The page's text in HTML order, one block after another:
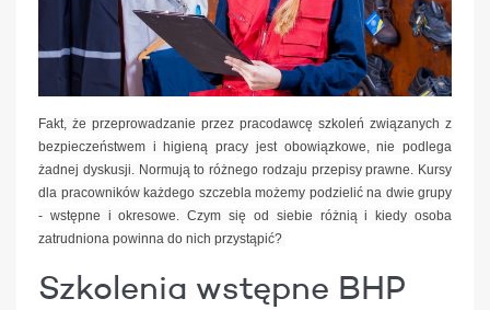
Fakt, że przeprowadzanie przez pracodawcę szkoleń związanych z
bezpieczeństwem i higieną pracy jest obowiązkowe, nie podlega
żadnej dyskusji. Normują to różnego rodzaju przepisy prawne. Kursy
dla pracowników każdego szczebla możemy podzielić na dwie grupy
- wstępne i okresowe. Czym się od siebie różnią i kiedy osoba
zatrudniona powinna do nich przystąpić?
Szkolenia wstępne BHP